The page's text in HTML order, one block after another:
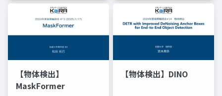
KaiRA
KaiRA
【物体検出】
MaskFormer
【物体検出】DINO